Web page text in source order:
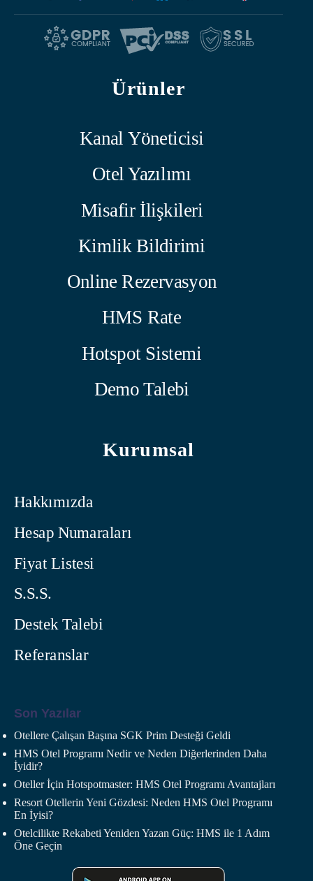
Ürünler
Kanal Yöneticisi
Otel Yazılımı
Misafir İlişkileri
Kimlik Bildirimi
Online Rezervasyon
HMS Rate
Hotspot Sistemi
Demo Talebi
Kurumsal
Hakkımızda
Hesap Numaraları
Fiyat Listesi
S.S.S.
Destek Talebi
Referanslar
Son Yazılar
Otellere Çalışan Başına SGK Prim Desteği Geldi
HMS Otel Programı Nedir ve Neden Diğerlerinden Daha
İyidir?
Oteller İçin Hotspotmaster: HMS Otel Programı Avantajları
Resort Otellerin Yeni Gözdesi: Neden HMS Otel Programı
En İyisi?
Otelcilikte Rekabeti Yeniden Yazan Güç: HMS ile 1 Adım
Öne Geçin